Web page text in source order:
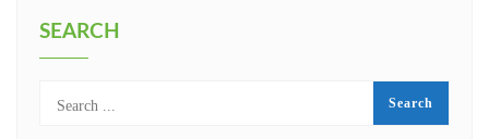
SEARCH